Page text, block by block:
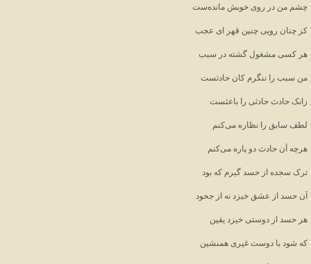
چشم من در روی خوبش مانده‌ست
کز چنان رویی چنین قهر ای عجب
هر کسی مشغول گشته در سبب
من سبب را ننگرم کان حادثست
زانک حادث حادثی را باعثست
لطف سابق را نظاره می‌کنم
هرچه آن حادث دو پاره می‌کنم
ترک سجده از حسد گیرم که بود
آن حسد از عشق خیزد نه از جحود
هر حسد از دوستی خیزد یقین
که شود با دوست غیری همنشین